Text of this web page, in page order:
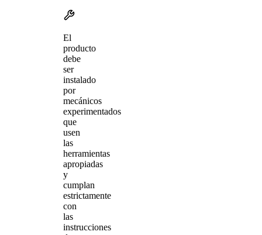
El
producto
debe
ser
instalado
por
mecánicos
experimentados
que
usen
las
herramientas
apropiadas
y
cumplan
estrictamente
con
las
instrucciones